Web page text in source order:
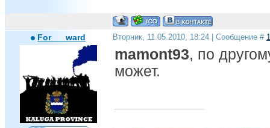
For___ward Вторник, 11.05.2010, 18:24 | Сообщение #
mamont93, по
может.